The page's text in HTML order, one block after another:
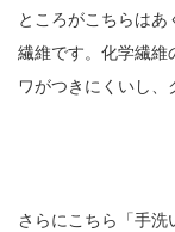
ところがこちらはあ
繊維です。化学繊維
ワがつきにくいし、
さらにこちら「手洗